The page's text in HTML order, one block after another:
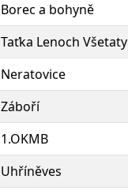
Borec a bohyně
Taťka Lenoch Všetaty
Neratovice
Záboří
1.OKMB
Uhříněves